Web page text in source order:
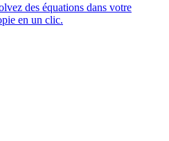
des équations dans votre
en un clic.